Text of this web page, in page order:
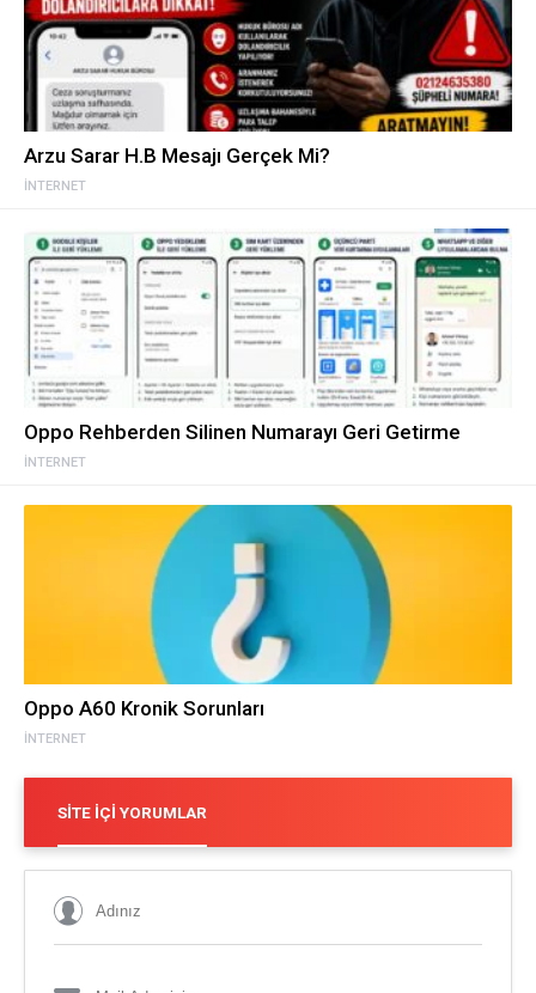
İNTERNET
Arzu Sarar H.B Mesajı Gerçek Mi?
İNTERNET
Oppo Rehberden Silinen Numarayı Geri Getirme
İNTERNET
Oppo A60 Kronik Sorunları
SITE İÇI YORUMLAR